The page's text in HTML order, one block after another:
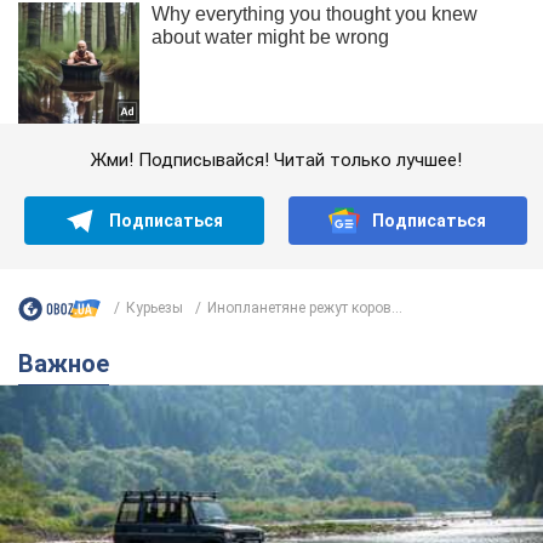
Жми! Подписывайся! Читай только лучшее!
Подписаться Подписаться
Курьезы Инопланетяне режут коров...
Важное